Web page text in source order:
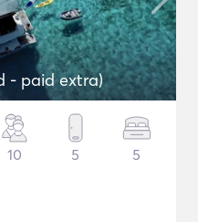
- paid extra)
10 5 5